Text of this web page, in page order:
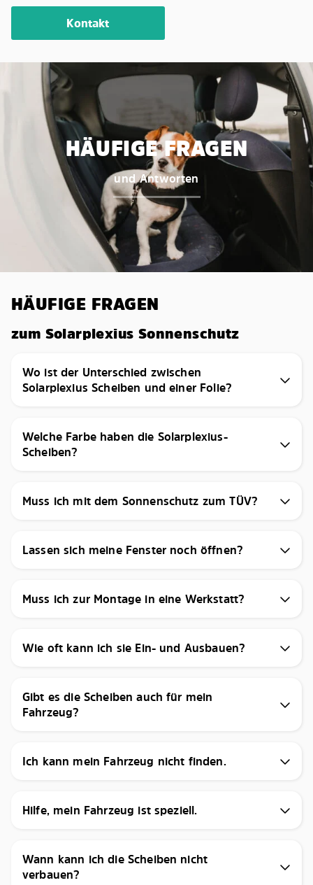
Kontakt
HÄUFIGE FRAGEN
und Antworten
HÄUFIGE FRAGEN
zum Solarplexius Sonnenschutz
Wo ist der Unterschied zwischen
Solarplexius Scheiben und einer Folie?
Welche Farbe haben die Solarplexius-
Scheiben?
Muss ich mit dem Sonnenschutz zum TÜV?
Lassen sich meine Fenster noch öffnen?
Muss ich zur Montage in eine Werkstatt?
Wie oft kann ich sie Ein- und Ausbauen?
Gibt es die Scheiben auch für mein
Fahrzeug?
Ich kann mein Fahrzeug nicht finden.
Hilfe, mein Fahrzeug ist speziell.
Wann kann ich die Scheiben nicht
verbauen?